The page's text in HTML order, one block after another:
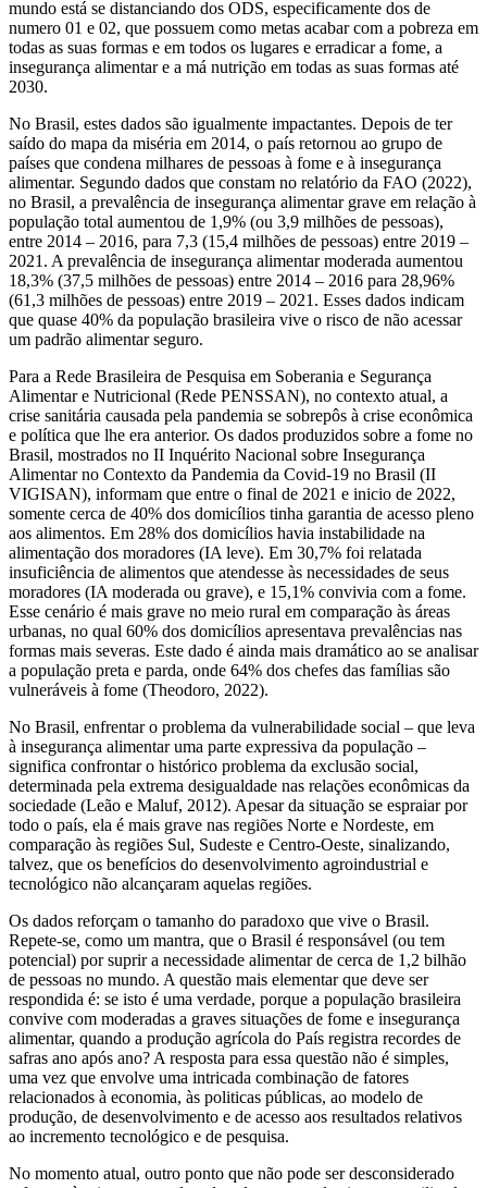
mundo está se distanciando dos ODS, especificamente dos de
numero 01 e 02, que possuem como metas acabar com a pobreza em
todas as suas formas e em todos os lugares e erradicar a fome, a
insegurança alimentar e a má nutrição em todas as suas formas até
2030.
No Brasil, estes dados são igualmente impactantes. Depois de ter
saído do mapa da miséria em 2014, o país retornou ao grupo de
países que condena milhares de pessoas à fome e à insegurança
alimentar. Segundo dados que constam no relatório da FAO (2022),
no Brasil, a prevalência de insegurança alimentar grave em relação à
população total aumentou de 1,9% (ou 3,9 milhões de pessoas),
entre 2014 – 2016, para 7,3 (15,4 milhões de pessoas) entre 2019 –
2021. A prevalência de insegurança alimentar moderada aumentou
18,3% (37,5 milhões de pessoas) entre 2014 – 2016 para 28,96%
(61,3 milhões de pessoas) entre 2019 – 2021. Esses dados indicam
que quase 40% da população brasileira vive o risco de não acessar
um padrão alimentar seguro.
Para a Rede Brasileira de Pesquisa em Soberania e Segurança
Alimentar e Nutricional (Rede PENSSAN), no contexto atual, a
crise sanitária causada pela pandemia se sobrepôs à crise econômica
e política que lhe era anterior. Os dados produzidos sobre a fome no
Brasil, mostrados no II Inquérito Nacional sobre Insegurança
Alimentar no Contexto da Pandemia da Covid-19 no Brasil (II
VIGISAN), informam que entre o final de 2021 e inicio de 2022,
somente cerca de 40% dos domicílios tinha garantia de acesso pleno
aos alimentos. Em 28% dos domicílios havia instabilidade na
alimentação dos moradores (IA leve). Em 30,7% foi relatada
insuficiência de alimentos que atendesse às necessidades de seus
moradores (IA moderada ou grave), e 15,1% convivia com a fome.
Esse cenário é mais grave no meio rural em comparação às áreas
urbanas, no qual 60% dos domicílios apresentava prevalências nas
formas mais severas. Este dado é ainda mais dramático ao se analisar
a população preta e parda, onde 64% dos chefes das famílias são
vulneráveis à fome (Theodoro, 2022).
No Brasil, enfrentar o problema da vulnerabilidade social – que leva
à insegurança alimentar uma parte expressiva da população –
significa confrontar o histórico problema da exclusão social,
determinada pela extrema desigualdade nas relações econômicas da
sociedade (Leão e Maluf, 2012). Apesar da situação se espraiar por
todo o país, ela é mais grave nas regiões Norte e Nordeste, em
comparação às regiões Sul, Sudeste e Centro-Oeste, sinalizando,
talvez, que os benefícios do desenvolvimento agroindustrial e
tecnológico não alcançaram aquelas regiões.
Os dados reforçam o tamanho do paradoxo que vive o Brasil.
Repete-se, como um mantra, que o Brasil é responsável (ou tem
potencial) por suprir a necessidade alimentar de cerca de 1,2 bilhão
de pessoas no mundo. A questão mais elementar que deve ser
respondida é: se isto é uma verdade, porque a população brasileira
convive com moderadas a graves situações de fome e insegurança
alimentar, quando a produção agrícola do País registra recordes de
safras ano após ano? A resposta para essa questão não é simples,
uma vez que envolve uma intricada combinação de fatores
relacionados à economia, às politicas públicas, ao modelo de
produção, de desenvolvimento e de acesso aos resultados relativos
ao incremento tecnológico e de pesquisa.
No momento atual, outro ponto que não pode ser desconsiderado